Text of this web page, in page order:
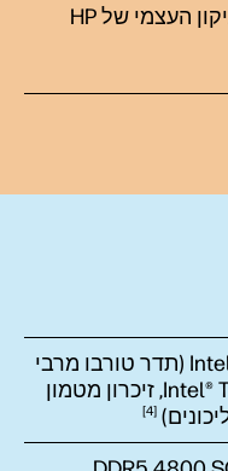
בעזרת ההגנה בעלת יכולת התיקון העצמי של HP
מעבד Intel® Core™ i5-14500 (תדר טורבו מרבי
של ‎5.0 GHz עם טכנולוגיית Intel® Turbo, זיכרון מטמון
4